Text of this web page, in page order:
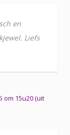
en
Liefs
om 15u20 (uit